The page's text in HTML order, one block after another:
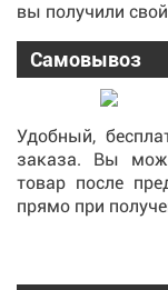
вы получили
Самовывоз
Удобный,
заказа. Вы
товар после
прямо при